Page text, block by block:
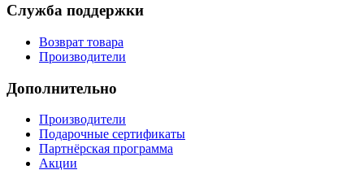
Служба поддержки
Возврат товара
Производители
Дополнительно
Производители
Подарочные сертификаты
Партнёрская программа
Акции